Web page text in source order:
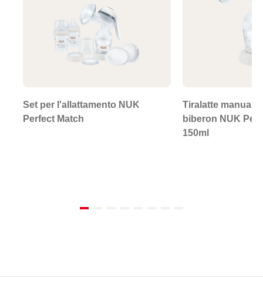
Set per l'allattamento NUK
Perfect Match
Tiralatte manuale
biberon NUK
150ml